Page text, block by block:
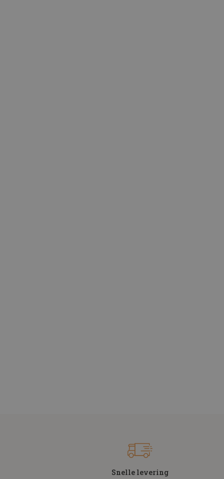
Snelle levering